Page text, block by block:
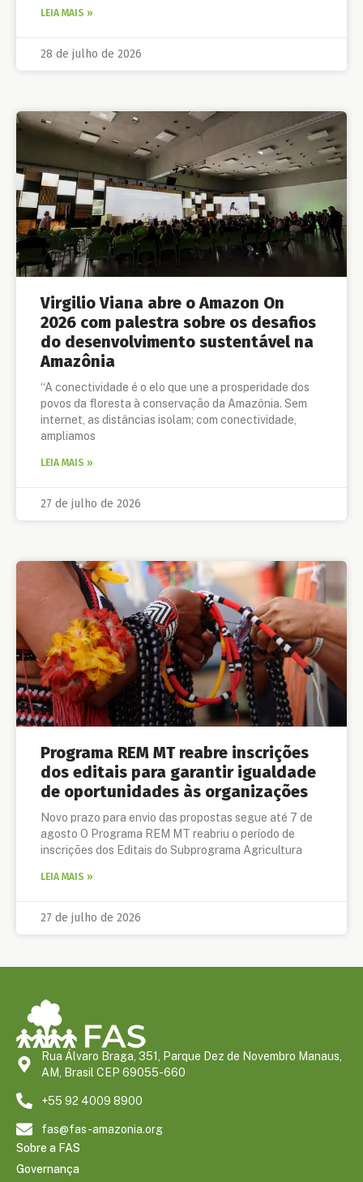
LEIA MAIS »
28 de julho de 2026
Virgilio Viana abre o Amazon On
2026 com palestra sobre os desafios
do desenvolvimento sustentável na
Amazônia
“A conectividade é o elo que une a prosperidade dos
povos da floresta à conservação da Amazônia. Sem
internet, as distâncias isolam; com conectividade,
ampliamos
LEIA MAIS »
27 de julho de 2026
Programa REM MT reabre inscrições
dos editais para garantir igualdade
de oportunidades às organizações
Novo prazo para envio das propostas segue até 7 de
agosto O Programa REM MT reabriu o período de
inscrições dos Editais do Subprograma Agricultura
LEIA MAIS »
27 de julho de 2026
Rua Álvaro Braga, 351, Parque Dez de Novembro Manaus,
AM, Brasil CEP 69055-660
+55 92 4009 8900
fas@fas-amazonia.org
Sobre a FAS
Governança